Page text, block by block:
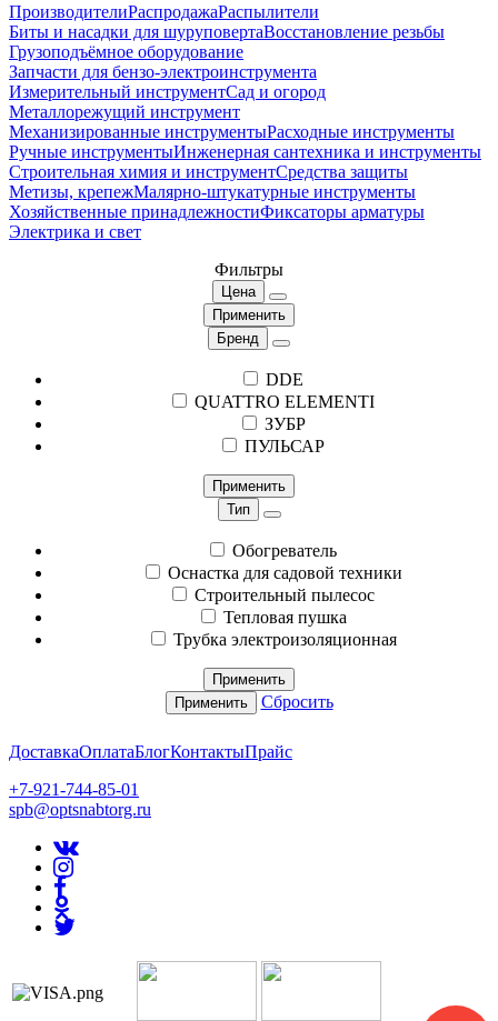
ПроизводителиРаспродажаРаспылители
Биты и насадки для шуруповертаВосстановление резьбы
Грузоподъёмное оборудование
Запчасти для бензо-электроинструмента
Измерительный инструментСад и огород
Металлорежущий инструмент
Механизированные инструментыРасходные инструменты
Ручные инструментыИнженерная сантехника и инструменты
Строительная химия и инструментСредства защиты
Метизы, крепежМалярно-штукатурные инструменты
Хозяйственные принадлежностиФиксаторы арматуры
Электрика и свет
Фильтры
Цена
Применить
Бренд
DDE
QUATTRO ELEMENTI
ЗУБР
ПУЛЬСАР
Применить
Тип
Обогреватель
Оснастка для садовой техники
Строительный пылесос
Тепловая пушка
Трубка электроизоляционная
Применить
Применить
Сбросить
ДоставкаОплатаБлогКонтактыПрайс
+7-921-744-85-01
spb@optsnabtorg.ru